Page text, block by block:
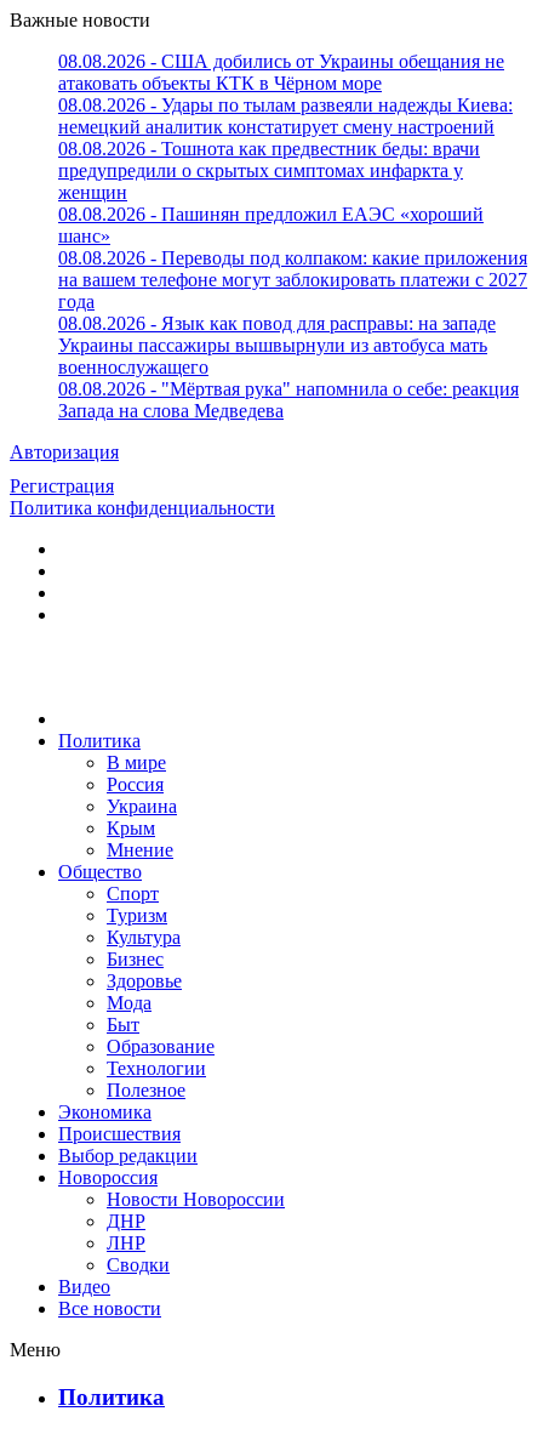
Важные новости
08.08.2026 - США добились от Украины обещания не
атаковать объекты КТК в Чёрном море
08.08.2026 - Удары по тылам развеяли надежды Киева:
немецкий аналитик констатирует смену настроений
08.08.2026 - Тошнота как предвестник беды: врачи
предупредили о скрытых симптомах инфаркта у
женщин
08.08.2026 - Пашинян предложил ЕАЭС «хороший
шанс»
08.08.2026 - Переводы под колпаком: какие приложения
на вашем телефоне могут заблокировать платежи с 2027
года
08.08.2026 - Язык как повод для расправы: на западе
Украины пассажиры вышвырнули из автобуса мать
военнослужащего
08.08.2026 - "Мёртвая рука" напомнила о себе: реакция
Запада на слова Медведева
Авторизация
Регистрация
Политика конфиденциальности
Политика
В мире
Россия
Украина
Крым
Мнение
Общество
Спорт
Туризм
Культура
Бизнес
Здоровье
Мода
Быт
Образование
Технологии
Полезное
Экономика
Происшествия
Выбор редакции
Новороссия
Новости Новороссии
ДНР
ЛНР
Сводки
Видео
Все новости
Меню
Политика